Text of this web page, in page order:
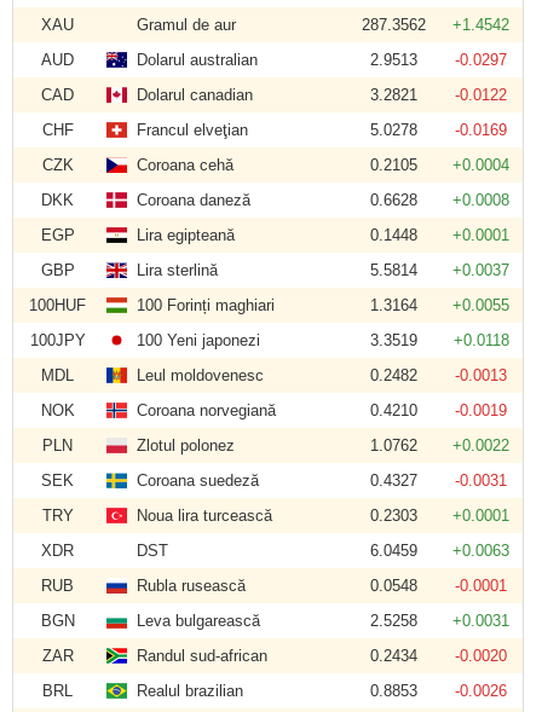
XAU
Gramul de aur 287.3562
+1.4542
AUD
Dolarul australian 2.9513
-0.0297
CAD
Dolarul canadian 3.2821
-0.0122
CHF
Francul elveţian 5.0278
-0.0169
CZK
Coroana cehă 0.2105
+0.0004
DKK
Coroana daneză 0.6628
+0.0008
EGP
Lira egipteană 0.1448
+0.0001
GBP
Lira sterlină 5.5814
+0.0037
100HUF
100 Forinți maghiari 1.3164
+0.0055
100JPY
100 Yeni japonezi 3.3519
+0.0118
MDL
Leul moldovenesc 0.2482
-0.0013
NOK
Coroana norvegiană 0.4210
-0.0019
PLN
Zlotul polonez 1.0762
+0.0022
SEK
Coroana suedeză 0.4327
-0.0031
TRY
Noua lira turcească 0.2303
+0.0001
XDR
DST 6.0459
+0.0063
RUB
Rubla rusească 0.0548
-0.0001
BGN
Leva bulgarească 2.5258
+0.0031
ZAR
Randul sud-african 0.2434
-0.0020
BRL
Realul brazilian 0.8853
-0.0026